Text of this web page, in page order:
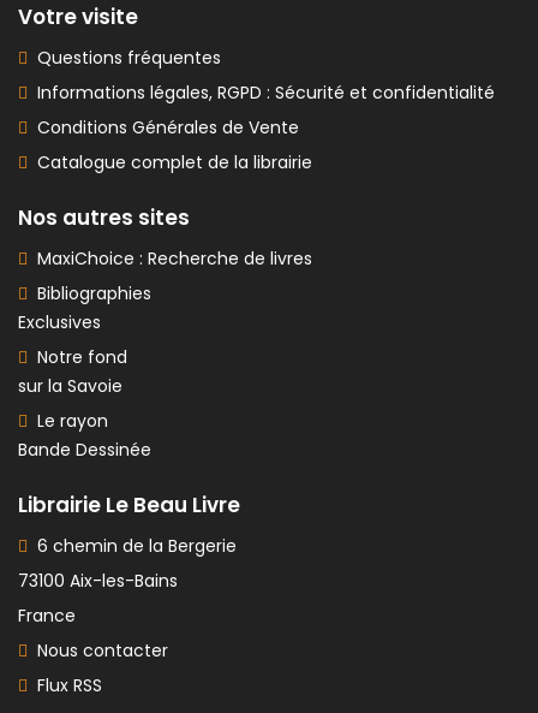
Votre visite
Questions fréquentes
Informations légales, RGPD : Sécurité et confidentialité
Conditions Générales de Vente
Catalogue complet de la librairie
Nos autres sites
MaxiChoice : Recherche de livres
Bibliographies
Exclusives
Notre fond
sur la Savoie
Le rayon
Bande Dessinée
Librairie Le Beau Livre
6 chemin de la Bergerie
73100 Aix-les-Bains
France
Nous contacter
Flux RSS